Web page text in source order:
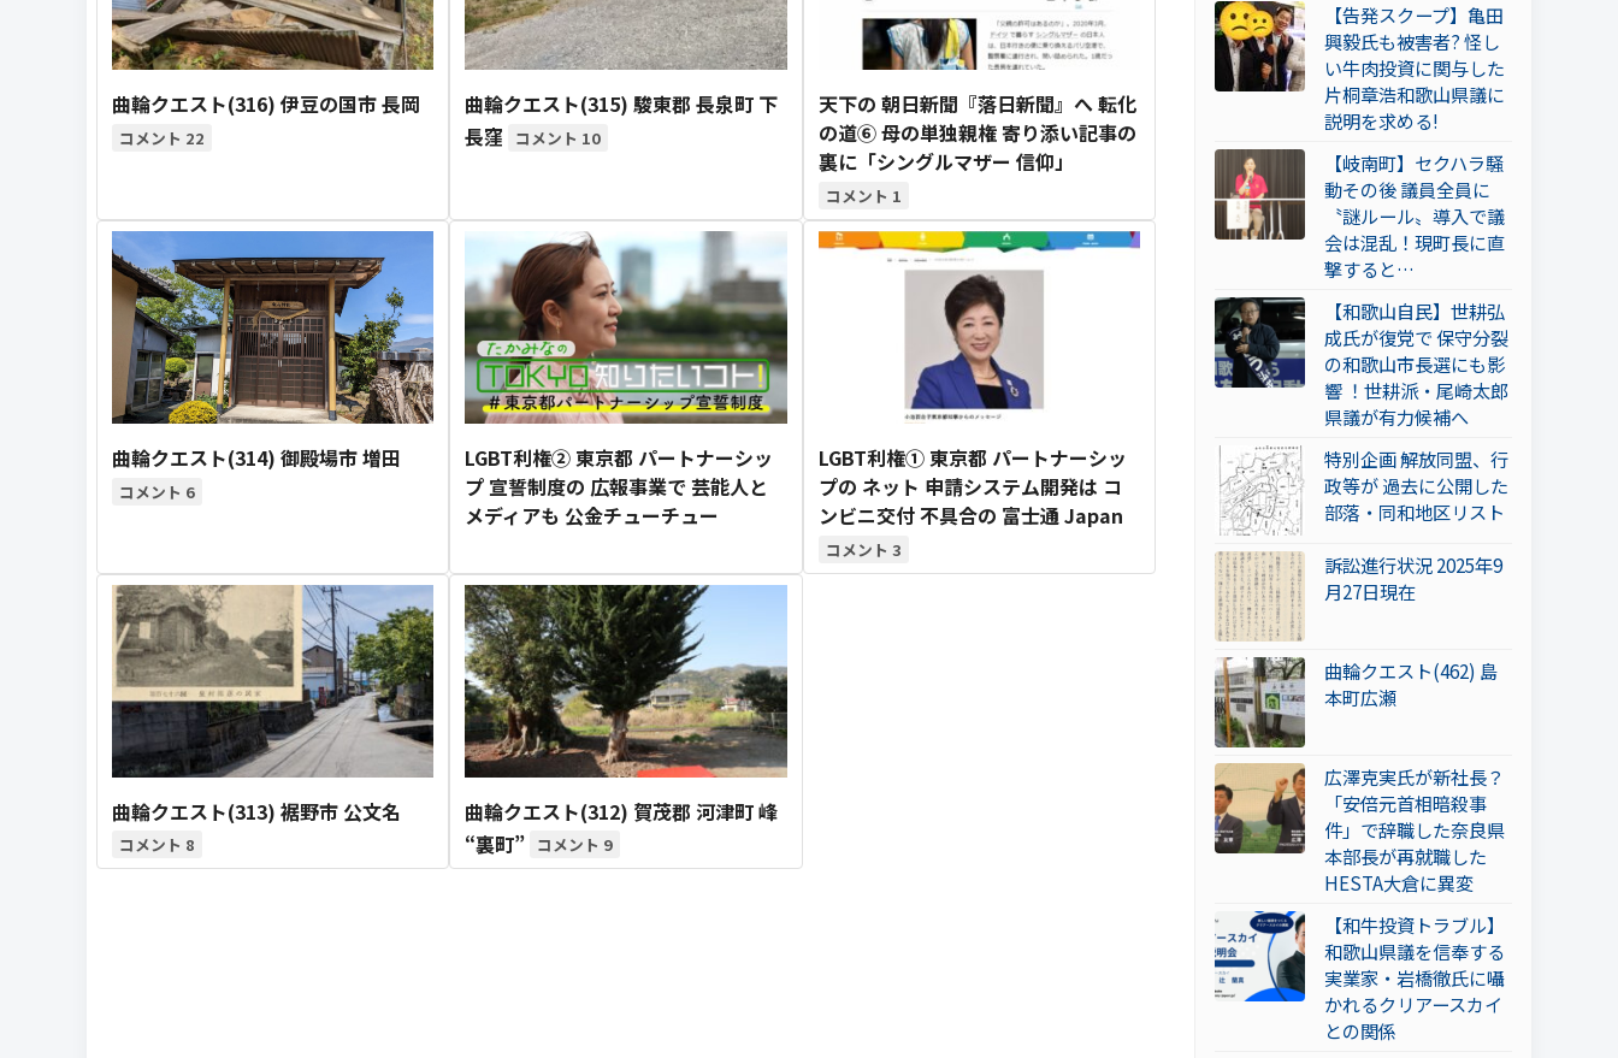
【告発スクープ】亀田
興毅氏も被害者? 怪し
い牛肉投資に関与した
片桐章浩和歌山県議に
説明を求める!
【岐南町】セクハラ騒
動その後 議員全員に
〝謎ルール〟導入で議
会は混乱！現町長に直
撃すると…
【和歌山自民】世耕弘
成氏が復党で 保守分裂
の和歌山市長選にも影
響 ！世耕派・尾崎太郎
県議が有力候補へ
特別企画 解放同盟、行
政等が 過去に公開した
部落・同和地区リスト
訴訟進行状況 2025年9
月27日現在
曲輪クエスト(462) 島
本町広瀬
広澤克実氏が新社長？
「安倍元首相暗殺事
件」で辞職した奈良県
本部長が再就職した
HESTA大倉に異変
【和牛投資トラブル】
和歌山県議を信奉する
実業家・岩橋徹氏に囁
かれるクリアースカイ
との関係
曲輪クエスト(316) 伊豆の国市 長岡
22
曲輪クエスト(315) 駿東郡 長泉町 下
長窪
10
天下の 朝日新聞『落日新聞』へ 転化
の道⑥ 母の単独親権 寄り添い記事の
裏に「シングルマザー 信仰」
1
曲輪クエスト(314) 御殿場市 増田
6
LGBT利権② 東京都 パートナーシッ
プ 宣誓制度の 広報事業で 芸能人と
メディアも 公金チューチュー
LGBT利権① 東京都 パートナーシッ
プの ネット 申請システム開発は コ
ンビニ交付 不具合の 富士通 Japan
3
曲輪クエスト(313) 裾野市 公文名
8
曲輪クエスト(312) 賀茂郡 河津町 峰
“裏町”
9